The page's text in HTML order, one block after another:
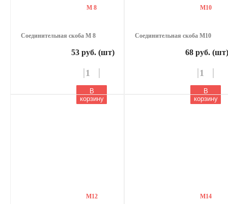
М 8
Соединительная скоба М 8
53 руб. (шт)
В
корзину
М10
Соединительная скоба М10
68 руб. (шт)
В
корзину
М12 М14